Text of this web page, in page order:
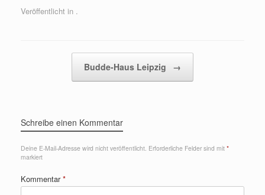
Veröffentlicht in .
Budde-Haus Leipzig →
Schreibe einen Kommentar
Deine E-Mail-Adresse wird nicht veröffentlicht. Erforderliche Felder sind mit *
markiert
Kommentar*